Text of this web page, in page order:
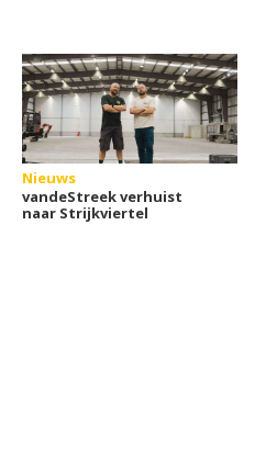
Nieuws
vandeStreek verhuist
naar Strijkviertel